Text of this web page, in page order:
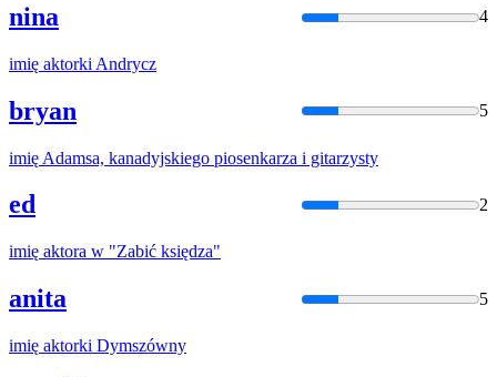
nina 4
imię aktorki Andrycz
bryan 5
imię Adamsa, kanadyjskiego piosenkarza i gitarzysty
ed 2
imię aktora w "Zabić księdza"
anita 5
imię aktorki Dymszówny